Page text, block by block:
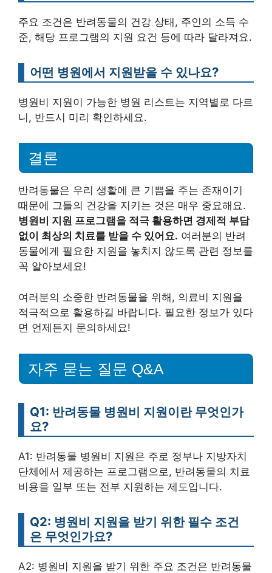
주요 조건은 반려동물의 건강 상태, 주인의 소득 수
준, 해당 프로그램의 지원 요건 등에 따라 달라져요.
어떤 병원에서 지원받을 수 있나요?
병원비 지원이 가능한 병원 리스트는 지역별로 다르
니, 반드시 미리 확인하세요.
결론
반려동물은 우리 생활에 큰 기쁨을 주는 존재이기
때문에 그들의 건강을 지키는 것은 매우 중요해요.
병원비 지원 프로그램을 적극 활용하면 경제적 부담
없이 최상의 치료를 받을 수 있어요. 여러분의 반려
동물에게 필요한 지원을 놓치지 않도록 관련 정보를
꼭 알아보세요!
여러분의 소중한 반려동물을 위해, 의료비 지원을
적극적으로 활용하길 바랍니다. 필요한 정보가 있다
면 언제든지 문의하세요!
자주 묻는 질문 Q&A
Q1: 반려동물 병원비 지원이란 무엇인가
요?
A1: 반려동물 병원비 지원은 주로 정부나 지방자치
단체에서 제공하는 프로그램으로, 반려동물의 치료
비용을 일부 또는 전부 지원하는 제도입니다.
Q2: 병원비 지원을 받기 위한 필수 조건
은 무엇인가요?
A2: 병원비 지원을 받기 위한 주요 조건은 반려동물